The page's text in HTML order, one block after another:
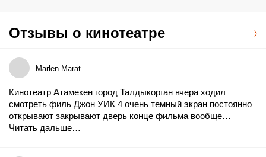
Отзывы о кинотеатре
Marlen Marat
Кинотеатр Атамекен город Талдыкорган вчера ходил
смотреть филь Джон УИК 4 очень темный экран постоянно
открывают закрывают дверь конце фильма вообще…
Читать дальше…